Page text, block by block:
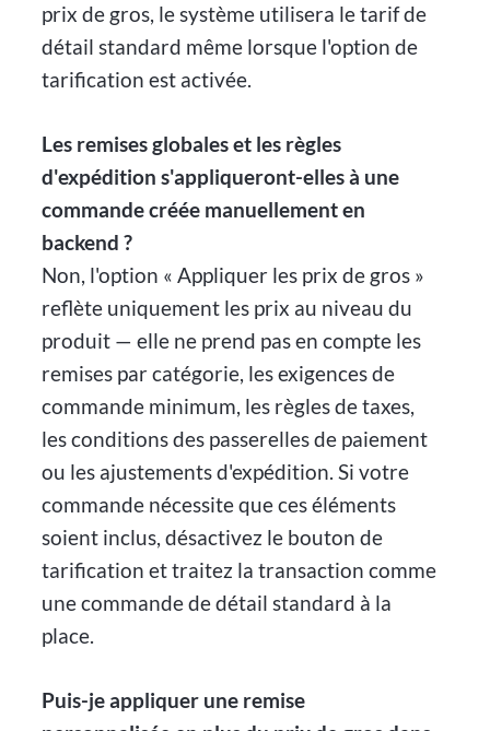
prix de gros, le système utilisera le tarif de
détail standard même lorsque l'option de
tarification est activée.
Les remises globales et les règles
d'expédition s'appliqueront-elles à une
commande créée manuellement en
backend ?
Non, l'option « Appliquer les prix de gros »
reflète uniquement les prix au niveau du
produit — elle ne prend pas en compte les
remises par catégorie, les exigences de
commande minimum, les règles de taxes,
les conditions des passerelles de paiement
ou les ajustements d'expédition. Si votre
commande nécessite que ces éléments
soient inclus, désactivez le bouton de
tarification et traitez la transaction comme
une commande de détail standard à la
place.
Puis-je appliquer une remise